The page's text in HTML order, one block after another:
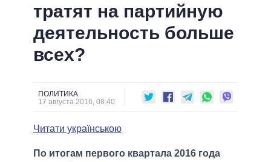
ОБЗОРЫ
ДАЙДЖЕСТЫ
ПРЕЗИДЕНТ И ОФИС
ВЕРХОВНАЯ РАДА
КАБИНЕТ МИНИСТРОВ
МЭРЫ
ВСЕ ПЕРСОНЫ
ВИДЕО
СРАВНЕНИЕ ПОЛИТИКОВ
тратят на партийную
деятельность больше
всех?
ПОЛИТИКА
17 августа 2016, 08:40
Читати українською
По итогам первого квартала 2016 года